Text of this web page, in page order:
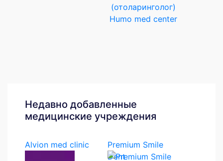
(отоларинголог)
Humo med center
Недавно добавленные
медицинские учреждения
Alvion med clinic
Premium Smile
Dent